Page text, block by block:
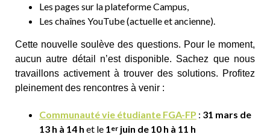
Les pages sur la plateforme Campus,
Les chaînes YouTube (actuelle et ancienne).
Cette nouvelle soulève des questions. Pour le moment,
aucun autre détail n’est disponible. Sachez que nous
travaillons activement à trouver des solutions. Profitez
pleinement des rencontres à venir :
Communauté vie étudiante FGA-FP : 31 mars de
13 h à 14 h et le 1er juin de 10 h à 11 h